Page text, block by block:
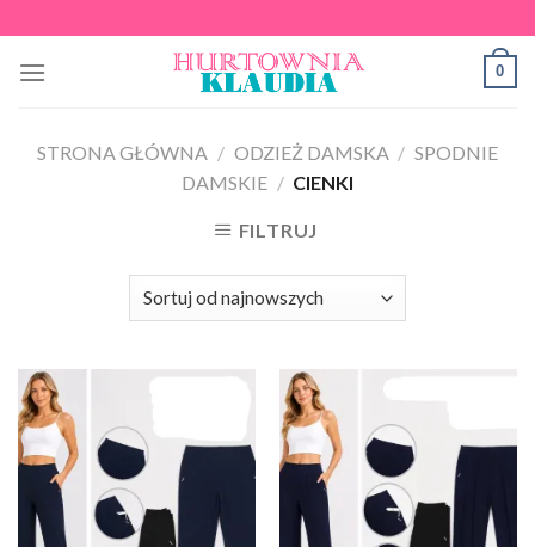
to
content
0
STRONA GŁÓWNA / ODZIEŻ DAMSKA / SPODNIE
DAMSKIE / CIENKI
FILTRUJ